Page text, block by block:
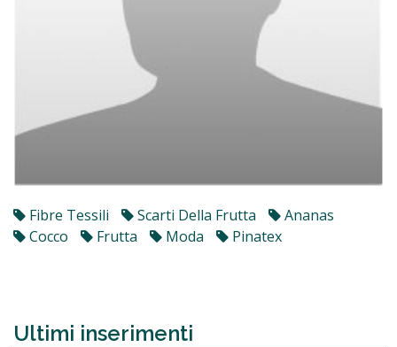
Fibre Tessili Scarti Della Frutta
Ananas
Cocco
Frutta Moda Pinatex
Ultimi inserimenti